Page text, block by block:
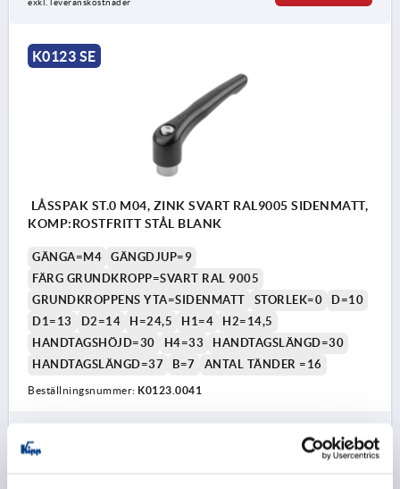
K0123 SE
LÅSSPAK ST.0 M04, ZINK SVART RAL9005 SIDENMATT,
KOMP:ROSTFRITT STÅL BLANK
GÄNGA=M4
GÄNGDJUP=9
FÄRG GRUNDKROPP=SVART RAL 9005
GRUNDKROPPENS YTA=SIDENMATT
STORLEK=0
D=10
D1=13
D2=14 H=24,5 H1=4
H2=14,5
HANDTAGSHÖJD=30
H4=33
HANDTAGSLÄNGD=30
HANDTAGSLÄNGD=37
B=7 ANTAL TÄNDER =16
Beställningsnummer: K0123.0041
exkl. moms
DETALJER